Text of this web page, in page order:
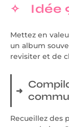
Idée
Mettez en
un album
revisiter et de
Recueillez des